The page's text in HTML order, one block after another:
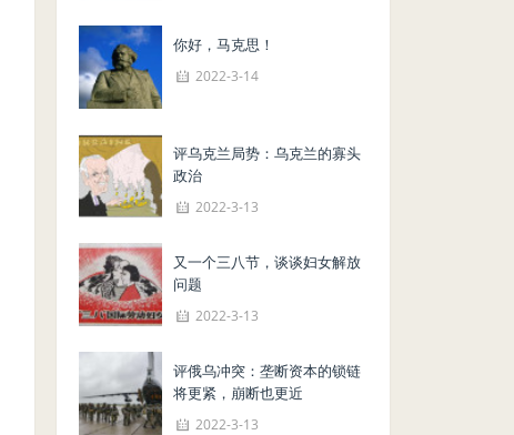
你好，马克思！
2022-3-14
评乌克兰局势：乌克兰的寡头
政治
2022-3-13
又一个三八节，谈谈妇女解放
问题
2022-3-13
评俄乌冲突：垄断资本的锁链
将更紧，崩断也更近
2022-3-13